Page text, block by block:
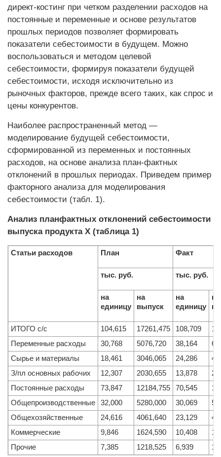
директ-костинг при четком разделении расходов на
постоянные и переменные и основе результатов
прошлых периодов позволяет формировать
показатели себестоимости в будущем. Можно
воспользоваться и методом целевой
себестоимости, формируя показатели будущей
себестоимости, исходя исключительно из
рыночных факторов, прежде всего таких, как спрос и
цены конкурентов.
Наиболее распространенный метод —
моделирование будущей себестоимости,
сформированной из переменных и постоянных
расходов, на основе анализа план-фактных
отклонений в прошлых периодах. Приведем пример
факторного анализа для моделирования
себестоимости (табл. 1).
Анализ план­фактных отклонений себестоимости
выпуска продукта Х (таблица 1)
Статьи расходов План Факт
тыс. руб. тыс. руб.
на
единицу
на
выпуск
на
единицу
на
ИТОГО с/с 104,615 17261,475 108,709
Переменные расходы
30,768 5076,720 38,164
Сырье и материалы
18,461 3046,065 24,286
З/пл основных рабочих
12,307 2030,655 13,878
Постоянные расходы
73,847 12184,755 70,545
Общепроизводственные
32,000 5280,000 30,069
Общехозяйственные
24,616 4061,640 23,129
Коммерческие
9,846 1624,590 10,408
Прочие
7,385 1218,525 6,939